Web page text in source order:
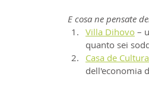
E cosa ne pensate
Villa Dihovo –
quanto sei
Casa de
dell'economia